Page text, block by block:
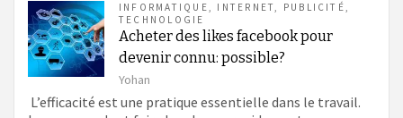
INFORMATIQUE, INTERNET, PUBLICITÉ,
TECHNOLOGIE
Acheter des likes facebook pour
devenir connu: possible?
Yohan
L’efficacité est une pratique essentielle dans le travail.